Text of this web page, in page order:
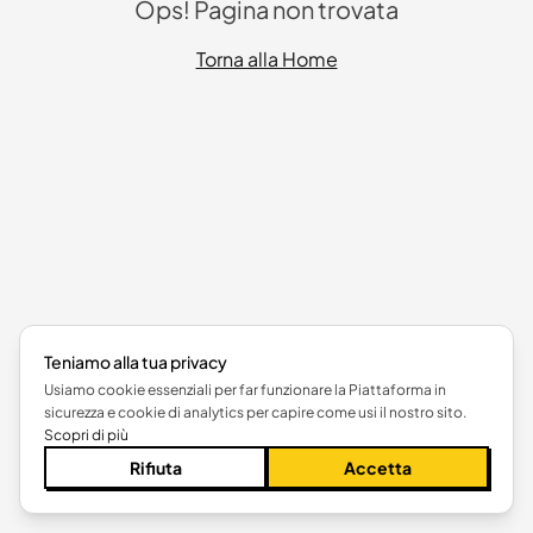
Ops! Pagina non trovata
Torna alla Home
Teniamo alla tua privacy
Usiamo cookie essenziali per far funzionare la Piattaforma in
sicurezza e cookie di analytics per capire come usi il nostro sito.
Scopri di più
Rifiuta Accetta